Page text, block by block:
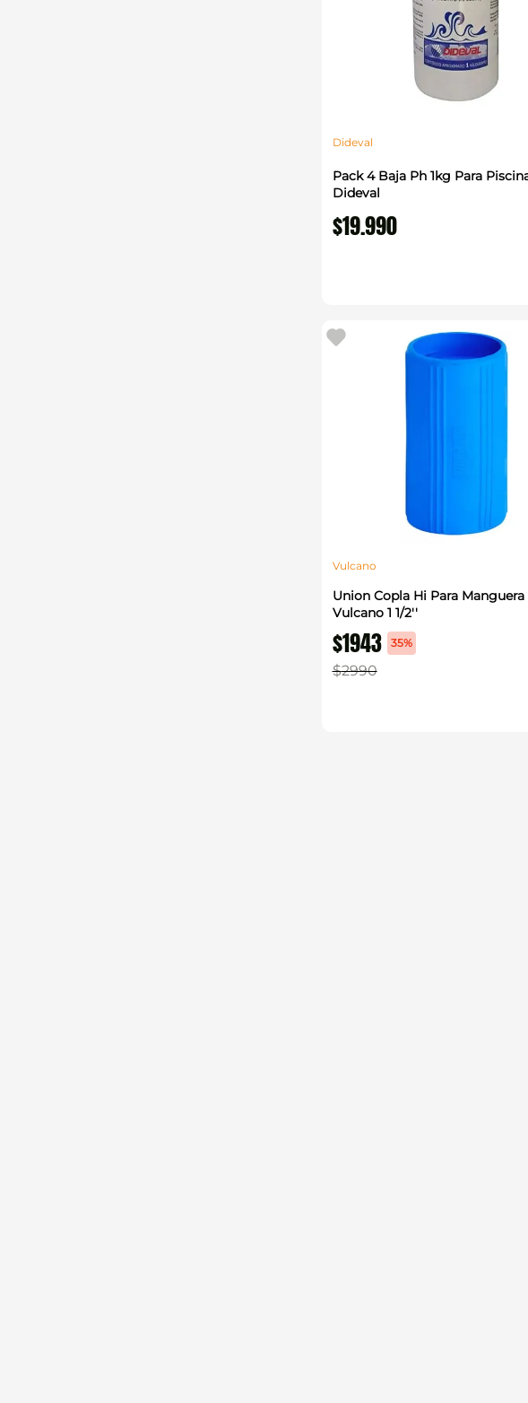
Dideval
Pack 4 Baja Ph 1kg Para
Dideval
$19.990
Vulcano
Union Copla Hi Para Manguera
Vulcano 1 1/2''
$1943 35%
$2990